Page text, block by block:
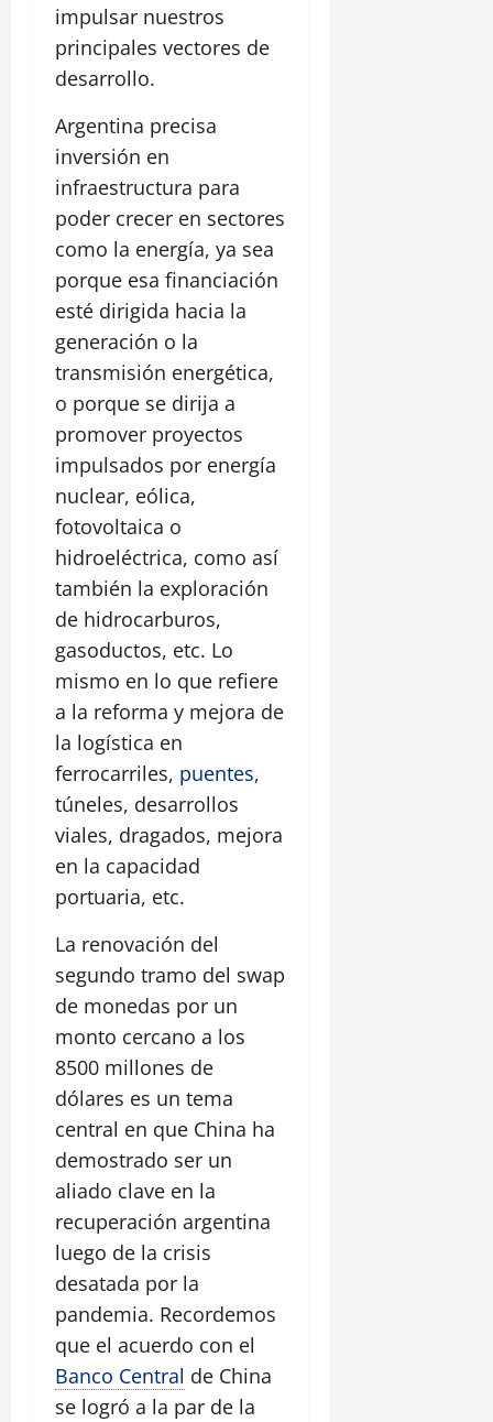
impulsar nuestros
principales vectores de
desarrollo.
Argentina precisa
inversión en
infraestructura para
poder crecer en sectores
como la energía, ya sea
porque esa financiación
esté dirigida hacia la
generación o la
transmisión energética,
o porque se dirija a
promover proyectos
impulsados por energía
nuclear, eólica,
fotovoltaica o
hidroeléctrica, como así
también la exploración
de hidrocarburos,
gasoductos, etc. Lo
mismo en lo que refiere
a la reforma y mejora de
la logística en
ferrocarriles, puentes,
túneles, desarrollos
viales, dragados, mejora
en la capacidad
portuaria, etc.
La renovación del
segundo tramo del swap
de monedas por un
monto cercano a los
8500 millones de
dólares es un tema
central en que China ha
demostrado ser un
aliado clave en la
recuperación argentina
luego de la crisis
desatada por la
pandemia. Recordemos
que el acuerdo con el
Banco Central de China
se logró a la par de la